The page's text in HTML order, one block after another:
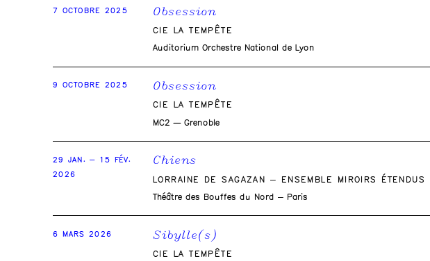
7 OCTOBRE 2025 Obsession
CIE LA TEMPÊTE
Auditorium Orchestre National de Lyon
9 OCTOBRE 2025 Obsession
CIE LA TEMPÊTE
MC2 — Grenoble
29 JAN. – 15 FÉV.
2026
Chiens
LORRAINE DE SAGAZAN – ENSEMBLE MIROIRS ÉTENDUS
Théâtre des Bouffes du Nord – Paris
6 MARS 2026 Sibylle(s)
CIE LA TEMPÊTE